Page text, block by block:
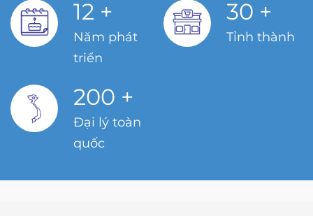
12 +
Năm phát
triển
30 +
Tỉnh thành
200 +
Đại lý toàn
quốc